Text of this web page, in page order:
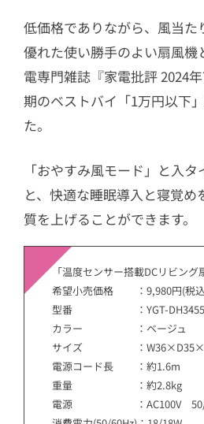
低価格でありながら、風当た
優れた使い勝手のよい扇風機
電専門雑誌『家電批評 2024
期のベストバイ「1万円以下
た。
「おやすみ風モード」と入
と、快適な睡眠導入と寝覚め
質を上げることができます。
「温度センサー搭載DCリビング
希望小売価格 ：9,980円(税
型番 ：YGT-
カラー ：ベージュ
サイズ ：
電源コード長 ：約1.6m
重量 ：約2.8kg
電源 ：AC100V 50/